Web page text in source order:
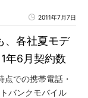
2011年7月7日
、各社夏モデ
年6月契約数
点での携帯電話・
バンクモバイル